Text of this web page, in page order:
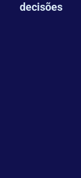
decisões